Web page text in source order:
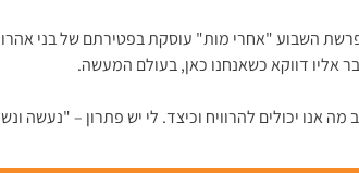
השבוע "אחרי מות" עוסקת בפטירתם של בני
אליו דווקא כשאנחנו כאן, בעולם המעשה.
אנו יכולים להרוויח וכיצד. לי יש פתרון – "נעשה